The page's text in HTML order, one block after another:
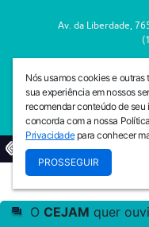
Av. da Liberdade,
Av. da Liberdade,
© 2026
Nós usamos cookies e
sua experiência em nossos
recomendar conteúdo de
concorda com a nossa
Privacidadepara conhecer
PROSSEGUIR
O CEJAM quer